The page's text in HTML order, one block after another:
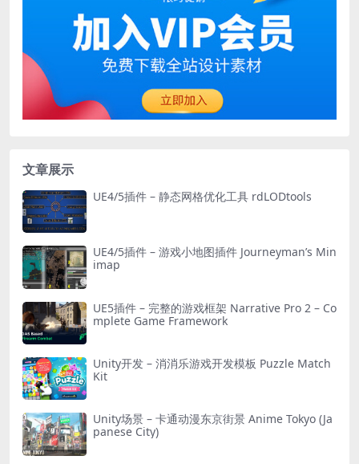
文章展示
UE4/5插件 – 静态网格优化工具 rdLODtools
UE4/5插件 – 游戏小地图插件 Journeyman’s Min
imap
UE5插件 – 完整的游戏框架 Narrative Pro 2 – Co
mplete Game Framework
Unity开发 – 消消乐游戏开发模板 Puzzle Match
Kit
Unity场景 – 卡通动漫东京街景 Anime Tokyo (Ja
panese City)